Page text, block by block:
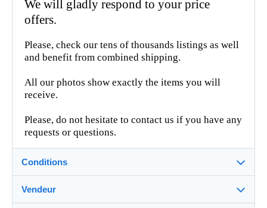
We will gladly respond to your price
offers.
Please, check our tens of thousands listings as well
and benefit from combined shipping.
All our photos show exactly the items you will
receive.
Please, do not hesitate to contact us if you have any
requests or questions.
Conditions
Vendeur